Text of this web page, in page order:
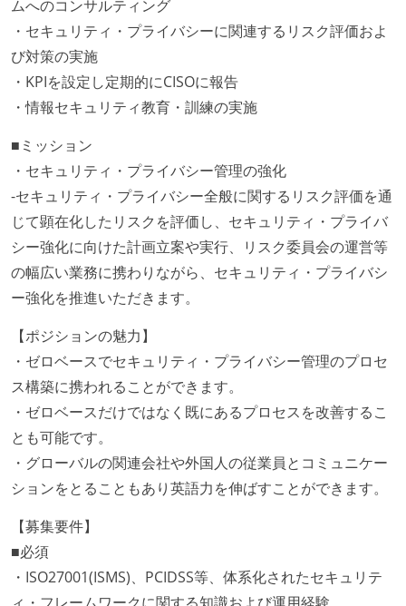
ムへのコンサルティング
・セキュリティ・プライバシーに関連するリスク評価およ
び対策の実施
・KPIを設定し定期的にCISOに報告
・情報セキュリティ教育・訓練の実施
■ミッション
・セキュリティ・プライバシー管理の強化
-セキュリティ・プライバシー全般に関するリスク評価を通
じて顕在化したリスクを評価し、セキュリティ・プライバ
シー強化に向けた計画立案や実行、リスク委員会の運営等
の幅広い業務に携わりながら、セキュリティ・プライバシ
ー強化を推進いただきます。
【ポジションの魅力】
・ゼロベースでセキュリティ・プライバシー管理のプロセ
ス構築に携われることができます。
・ゼロベースだけではなく既にあるプロセスを改善するこ
とも可能です。
・グローバルの関連会社や外国人の従業員とコミュニケー
ションをとることもあり英語力を伸ばすことができます。
【募集要件】
■必須
・ISO27001(ISMS)、PCIDSS等、体系化されたセキュリテ